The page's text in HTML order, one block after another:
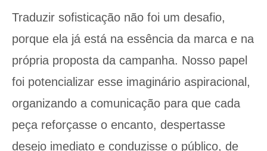
Traduzir sofisticação não foi um desafio,
porque ela já está na essência da marca e na
própria proposta da campanha. Nosso papel
foi potencializar esse imaginário aspiracional,
organizando a comunicação para que cada
peça reforçasse o encanto, despertasse
desejo imediato e conduzisse o público, de